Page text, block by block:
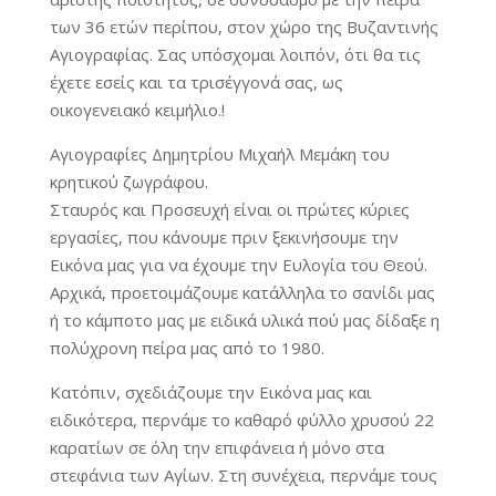
των 36 ετών περίπου, στον χώρο της Βυζαντινής
Αγιογραφίας. Σας υπόσχομαι λοιπόν, ότι θα τις
έχετε εσείς και τα τρισέγγονά σας, ως
οικογενειακό κειμήλιο.!
Αγιογραφίες Δημητρίου Μιχαήλ Μεμάκη του
κρητικού ζωγράφου.
Σταυρός και Προσευχή είναι οι πρώτες κύριες
εργασίες, που κάνουμε πριν ξεκινήσουμε την
Εικόνα μας για να έχουμε την Ευλογία του Θεού.
Αρχικά, προετοιμάζουμε κατάλληλα το σανίδι μας
ή το κάμποτο μας με ειδικά υλικά πού μας δίδαξε η
πολύχρονη πείρα μας από το 1980.
Κατόπιν, σχεδιάζουμε την Εικόνα μας και
ειδικότερα, περνάμε το καθαρό φύλλο χρυσού 22
καρατίων σε όλη την επιφάνεια ή μόνο στα
στεφάνια των Αγίων. Στη συνέχεια, περνάμε τους